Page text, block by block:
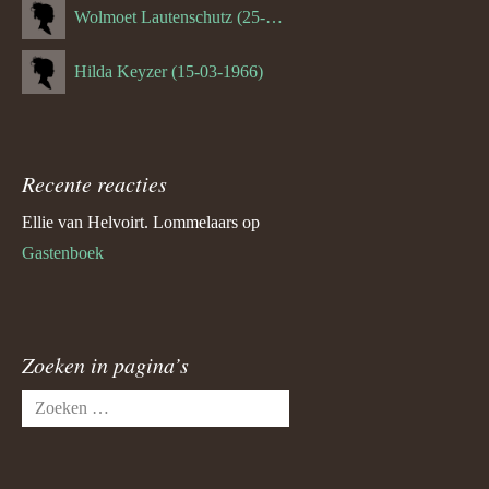
Wolmoet Lautenschutz (25-07-1933)
Hilda Keyzer (15-03-1966)
Recente reacties
Ellie van Helvoirt. Lommelaars op
Gastenboek
Zoeken in pagina’s
Zoeken
naar: